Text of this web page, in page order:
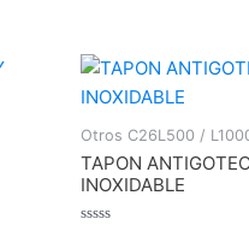
Otros C26L500 /
TAPON
INOXIDABLE